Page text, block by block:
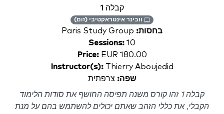
קבלה 1
וובינר אינטראקטיבי (זום)
בחסות: Paris Study Group
Sessions: 10
Price: EUR 180.00
Instructor(s): Thierry Aboujedid
שפה: צרפתית
קבלה 1 זהו קורס משנה תפיסה החושף את סודות הלימוד
הקבלי, את כללי הזהב שאתם יכולים להשתמש בהם על מנת